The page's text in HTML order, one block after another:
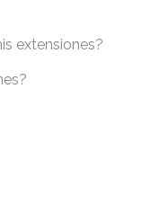
extensiones?